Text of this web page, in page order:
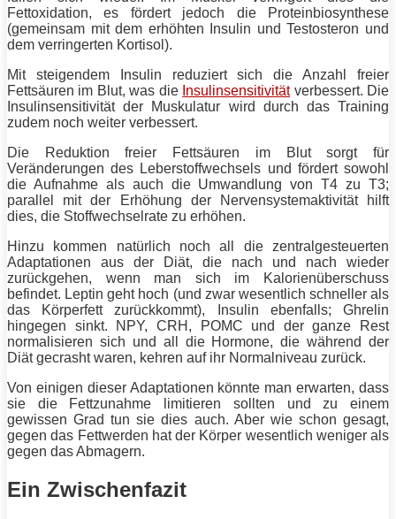
Fettoxidation, es fördert jedoch die Proteinbiosynthese
(gemeinsam mit dem erhöhten Insulin und Testosteron und
dem verringerten Kortisol).
Mit steigendem Insulin reduziert sich die Anzahl freier
Fettsäuren im Blut, was die Insulinsensitivitätverbessert. Die
Insulinsensitivität der Muskulatur wird durch das Training
zudem noch weiter verbessert.
Die Reduktion freier Fettsäuren im Blut sorgt für
Veränderungen des Leberstoffwechsels und fördert sowohl
die Aufnahme als auch die Umwandlung von T4 zu T3;
parallel mit der Erhöhung der Nervensystemaktivität hilft
dies, die Stoffwechselrate zu erhöhen.
Hinzu kommen natürlich noch all die zentralgesteuerten
Adaptationen aus der
Diät, die nach und nach wieder
zurückgehen, wenn man sich im Kalorienüberschuss
befindet. Leptin geht hoch (und zwar wesentlich schneller als
das
Körperfettzurückkommt), Insulin ebenfalls; Ghrelin
hingegen sinkt. NPY, CRH, POMC und der ganze Rest
normalisieren sich und all die Hormone, die während der
Diätgecrasht waren, kehren auf ihr Normalniveau zurück.
Von einigen dieser Adaptationen könnte man erwarten, dass
sie die Fettzunahme limitieren sollten und zu einem
gewissen Grad tun sie dies auch. Aber wie schon gesagt,
gegen das Fettwerden hat der Körper wesentlich weniger als
gegen das Abmagern.
Ein Zwischenfazit